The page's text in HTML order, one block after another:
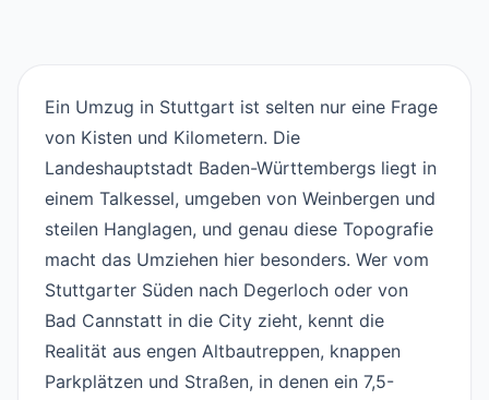
Ein Umzug in Stuttgart ist selten nur eine Frage
von Kisten und Kilometern. Die
Landeshauptstadt Baden-Württembergs liegt in
einem Talkessel, umgeben von Weinbergen und
steilen Hanglagen, und genau diese Topografie
macht das Umziehen hier besonders. Wer vom
Stuttgarter Süden nach Degerloch oder von
Bad Cannstatt in die City zieht, kennt die
Realität aus engen Altbautreppen, knappen
Parkplätzen und Straßen, in denen ein 7,5-